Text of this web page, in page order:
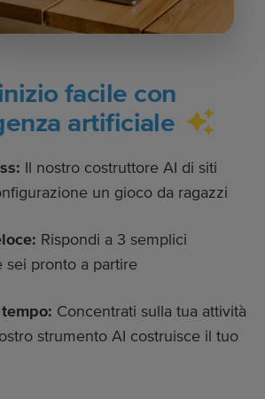
facile con
artificiale
Il nostro costruttore AI di siti
un gioco da ragazzi
Rispondi a 3 semplici
sei pronto a partire
Concentrati sulla tua attività
strumento AI costruisce il tuo